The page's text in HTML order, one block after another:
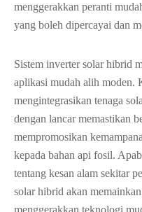
menggerakkan peranti
yang boleh dipercayai dan
Sistem inverter solar hibrid
aplikasi mudah alih moden.
mengintegrasikan tenaga
dengan lancar memastikan
mempromosikan
kepada bahan api fosil.
tentang kesan alam sekitar
solar hibrid akan
menggerakkan teknologi